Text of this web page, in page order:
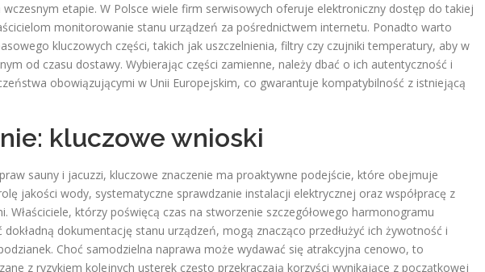
etapie. W Polsce wiele firm serwisowych oferuje elektroniczny dostęp do takiej
monitorowanie stanu urządzeń za pośrednictwem internetu. Ponadto warto
kluczowych części, takich jak uszczelnienia, filtry czy czujniki temperatury, aby w
od czasu dostawy. Wybierając części zamienne, należy dbać o ich autentyczność i
obowiązującymi w Unii Europejskim, co gwarantuje kompatybilność z istniejącą
kluczowe wnioski
sauny i jacuzzi, kluczowe znaczenie ma proaktywne podejście, które obejmuje
jakości wody, systematyczne sprawdzanie instalacji elektrycznej oraz współpracę z
Właściciele, którzy poświęcą czas na stworzenie szczegółowego harmonogramu
dokumentację stanu urządzeń, mogą znacząco przedłużyć ich żywotność i
Choć samodzielna naprawa może wydawać się atrakcyjna cenowo, to
z ryzykiem kolejnych usterek często przekraczają korzyści wynikające z początkowej